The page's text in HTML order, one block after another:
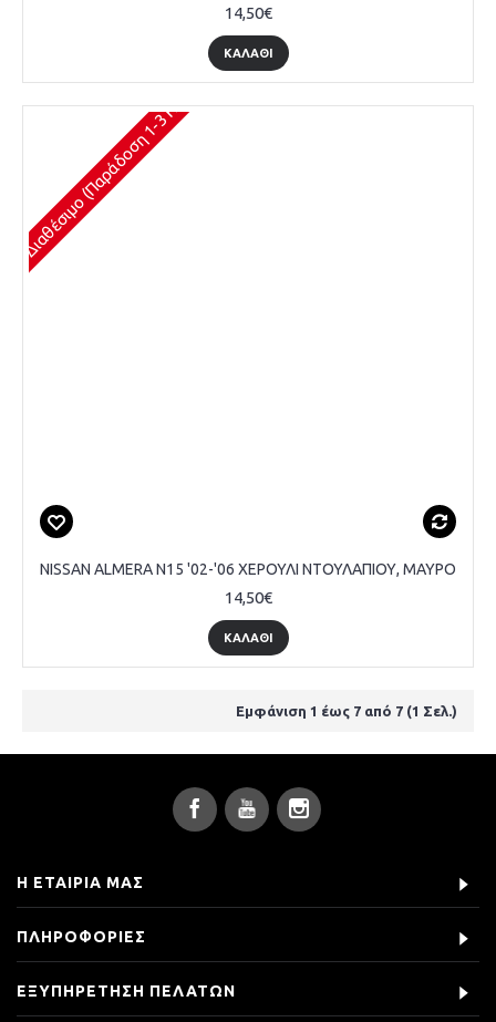
14,50€
ΚΑΛΆΘΙ
Διαθέσιμο (Παράδοση 1-3 Ημέρες)
NISSAN ALMERA N15 '02-'06 ΧΕΡΟΥΛΙ ΝΤΟΥΛΑΠΙΟΥ, ΜΑΥΡΟ
14,50€
ΚΑΛΆΘΙ
Εμφάνιση 1 έως 7 από 7 (1 Σελ.)
Η ΕΤΑΙΡΊΑ ΜΑΣ
ΠΛΗΡΟΦΟΡΊΕΣ
ΕΞΥΠΗΡΈΤΗΣΗ ΠΕΛΑΤΏΝ